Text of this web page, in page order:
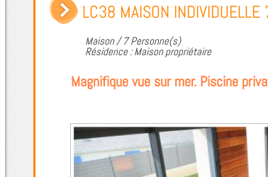
LC38 MAISON INDIVIDUELLE
Maison / 7 Personne(s)
Résidence : Maison propriétaire
Magnifique vue sur mer. Piscine